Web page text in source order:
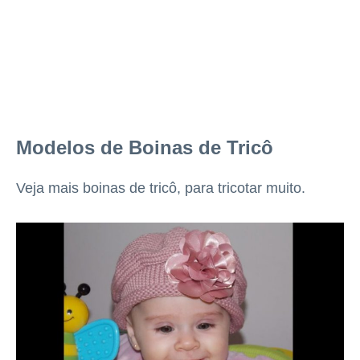
Modelos de Boinas de Tricô
Veja mais boinas de tricô, para tricotar muito.